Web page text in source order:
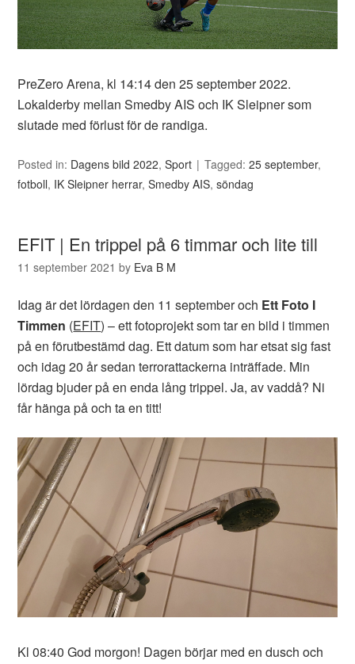
PreZero Arena, kl 14:14 den 25 september 2022.
Lokalderby mellan Smedby AIS och IK Sleipner som
slutade med förlust för de randiga.
Posted in: Dagens bild 2022,Sport Tagged:25 september,
fotboll, IK Sleipner herrar,Smedby AIS,söndag
EFIT | En trippel på 6 timmar och lite till
11 september 2021 by Eva B M
Idag är det lördagen den 11 september och Ett Foto I
Timmen (EFIT) – ett fotoprojekt som tar en bild i timmen
på en förutbestämd dag. Ett datum som har etsat sig fast
och idag 20 år sedan terrorattackerna inträffade. Min
lördag bjuder på en enda lång trippel. Ja, av vaddå? Ni
får hänga på och ta en titt!
Kl 08:40 God morgon! Dagen börjar med en dusch och